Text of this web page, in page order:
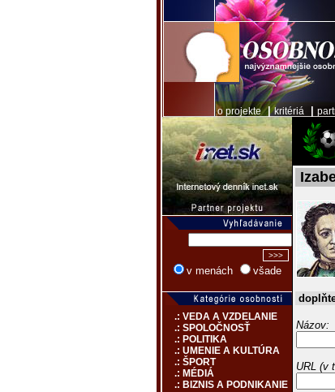
o projekte|kritériá
v menách všade
.: VEDA A VZDELANIE
.: SPOLOČNOSŤ
.: POLITIKA
.: UMENIE A KULTÚRA
.: ŠPORT
.: MÉDIÁ
.: BIZNIS A PODNIKANIE
Názov:
URL (v